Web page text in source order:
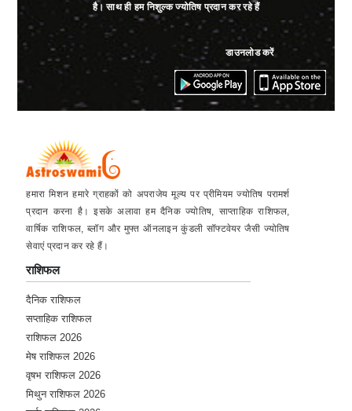
है। साथ ही हम निशुल्क ज्योतिष प्रदान कर रहे हैं
डाउनलोड करें
हमारा मिशन हमारे ग्राहकों को अपराजेय मूल्य पर प्रीमियम ज्योतिष परामर्श
प्रदान करना है। इसके अलावा हम दैनिक ज्योतिष, साप्ताहिक राशिफल,
वार्षिक राशिफल, ब्लॉग और मुफ्त ऑनलाइन कुंडली सॉफ्टवेयर जैसी ज्योतिष
सेवाएं प्रदान कर रहे हैं।
राशिफल
दैनिक राशिफल
सप्ताहिक राशिफल
राशिफल 2026
मेष राशिफल 2026
वृषभ राशिफल 2026
मिथुन राशिफल 2026